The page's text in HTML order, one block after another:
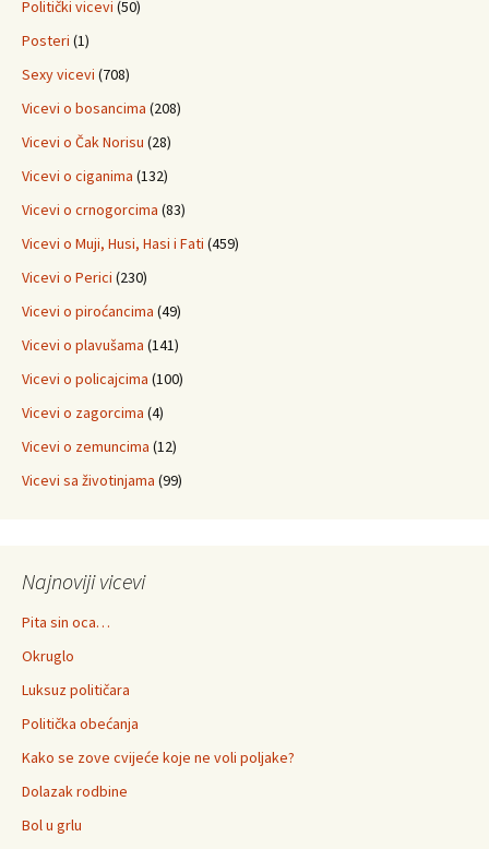
Politički vicevi (50)
Posteri (1)
Sexy vicevi (708)
Vicevi o bosancima (208)
Vicevi o Čak Norisu (28)
Vicevi o ciganima (132)
Vicevi o crnogorcima (83)
Vicevi o Muji, Husi, Hasi i Fati (459)
Vicevi o Perici (230)
Vicevi o piroćancima (49)
Vicevi o plavušama (141)
Vicevi o policajcima (100)
Vicevi o zagorcima (4)
Vicevi o zemuncima (12)
Vicevi sa životinjama (99)
Najnoviji vicevi
Pita sin oca…
Okruglo
Luksuz političara
Politička obećanja
Kako se zove cvijeće koje ne voli poljake?
Dolazak rodbine
Bol u grlu